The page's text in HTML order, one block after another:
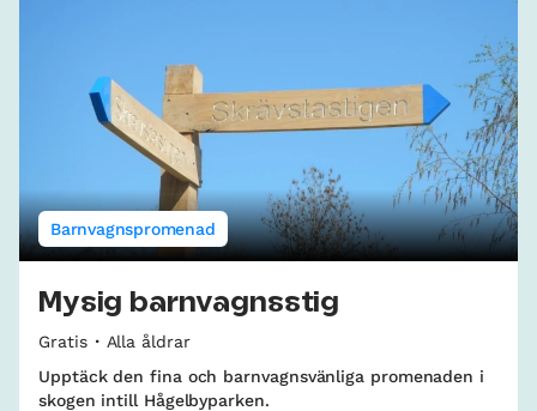
Barnvagnspromenad
Mysig barnvagnsstig
Gratis
Alla åldrar
Upptäck den fina och barnvagnsvänliga promenaden i
skogen intill Hågelbyparken.